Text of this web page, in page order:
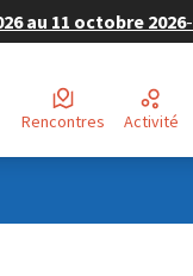
au 11 octobre 2026-
Rencontres Activité